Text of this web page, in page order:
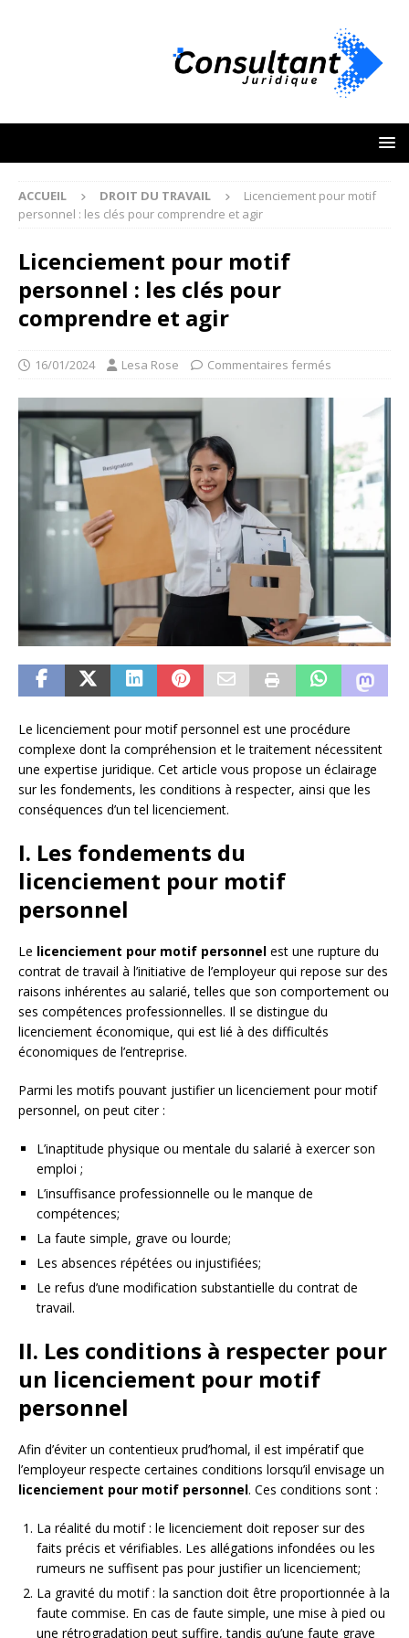
ACCUEIL DROIT DU TRAVAIL
Licenciement pour motif
personnel : les clés pour comprendre et agir
Licenciement pour motif
personnel : les clés pour
comprendre et agir
16/01/2024 Lesa Rose Commentaires fermés
Le licenciement pour motif personnel est une procédure
complexe dont la compréhension et le traitement nécessitent
une expertise juridique. Cet article vous propose un éclairage
sur les fondements, les conditions à respecter, ainsi que les
conséquences d’un tel licenciement.
I. Les fondements du
licenciement pour motif
personnel
Le licenciement pour motif personnel est une rupture du
contrat de travail à l’initiative de l’employeur qui repose sur des
raisons inhérentes au salarié, telles que son comportement ou
ses compétences professionnelles. Il se distingue du
licenciement économique, qui est lié à des difficultés
économiques de l’entreprise.
Parmi les motifs pouvant justifier un licenciement pour motif
personnel, on peut citer :
L’inaptitude physique ou mentale du salarié à exercer son
emploi ;
L’insuffisance professionnelle ou le manque de
compétences;
La faute simple, grave ou lourde;
Les absences répétées ou injustifiées;
Le refus d’une modification substantielle du contrat de
travail.
II. Les conditions à respecter pour
un licenciement pour motif
personnel
Afin d’éviter un contentieux prud’homal, il est impératif que
l’employeur respecte certaines conditions lorsqu’il envisage un
licenciement pour motif personnel. Ces conditions sont :
La réalité du motif : le licenciement doit reposer sur des
faits précis et vérifiables. Les allégations infondées ou les
rumeurs ne suffisent pas pour justifier un licenciement;
La gravité du motif : la sanction doit être proportionnée à la
faute commise. En cas de faute simple, une mise à pied ou
une rétrogradation peut suffire, tandis qu’une faute grave